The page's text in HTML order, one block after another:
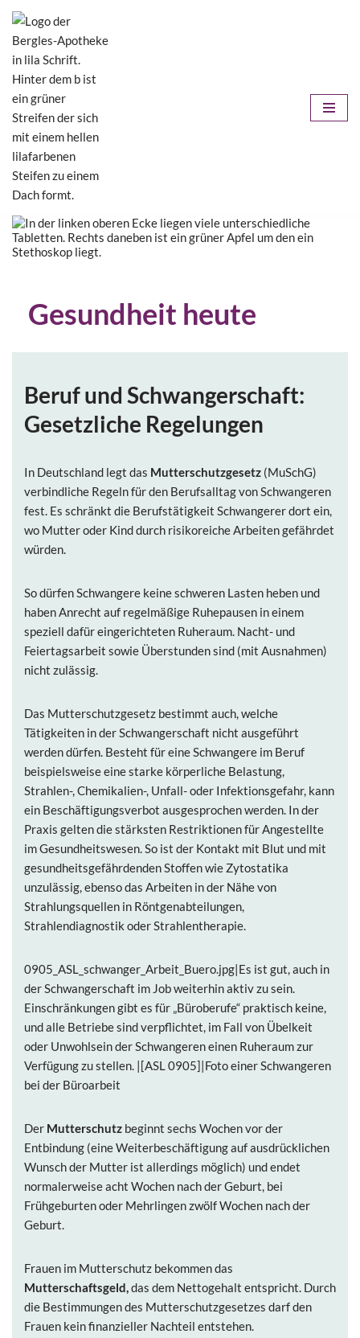
Zum
Inhalt
springen
Gesundheit heute
Beruf und Schwangerschaft:
Gesetzliche Regelungen
In Deutschland legt das Mutterschutzgesetz (MuSchG)
verbindliche Regeln für den Berufsalltag von Schwangeren
fest. Es schränkt die Berufstätigkeit Schwangerer dort ein,
wo Mutter oder Kind durch risikoreiche Arbeiten gefährdet
würden.
So dürfen Schwangere keine schweren Lasten heben und
haben Anrecht auf regelmäßige Ruhepausen in einem
speziell dafür eingerichteten Ruheraum. Nacht- und
Feiertagsarbeit sowie Überstunden sind (mit Ausnahmen)
nicht zulässig.
Das Mutterschutzgesetz bestimmt auch, welche
Tätigkeiten in der Schwangerschaft nicht ausgeführt
werden dürfen. Besteht für eine Schwangere im Beruf
beispielsweise eine starke körperliche Belastung,
Strahlen-, Chemikalien-, Unfall- oder Infektionsgefahr, kann
ein Beschäftigungsverbot ausgesprochen werden. In der
Praxis gelten die stärksten Restriktionen für Angestellte
im Gesundheitswesen. So ist der Kontakt mit Blut und mit
gesundheitsgefährdenden Stoffen wie Zytostatika
unzulässig, ebenso das Arbeiten in der Nähe von
Strahlungsquellen in Röntgenabteilungen,
Strahlendiagnostik oder Strahlentherapie.
0905_ASL_schwanger_Arbeit_Buero.jpg|Es ist gut, auch in
der Schwangerschaft im Job weiterhin aktiv zu sein.
Einschränkungen gibt es für „Büroberufe“ praktisch keine,
und alle Betriebe sind verpflichtet, im Fall von Übelkeit
oder Unwohlsein der Schwangeren einen Ruheraum zur
Verfügung zu stellen. |[ASL 0905]|Foto einer Schwangeren
bei der Büroarbeit
Der Mutterschutz beginnt sechs Wochen vor der
Entbindung (eine Weiterbeschäftigung auf ausdrücklichen
Wunsch der Mutter ist allerdings möglich) und endet
normalerweise acht Wochen nach der Geburt, bei
Frühgeburten oder Mehrlingen zwölf Wochen nach der
Geburt.
Frauen im Mutterschutz bekommen das
Mutterschaftsgeld,das dem Nettogehalt entspricht. Durch
die Bestimmungen des Mutterschutzgesetzes darf den
Frauen kein finanzieller Nachteil entstehen.